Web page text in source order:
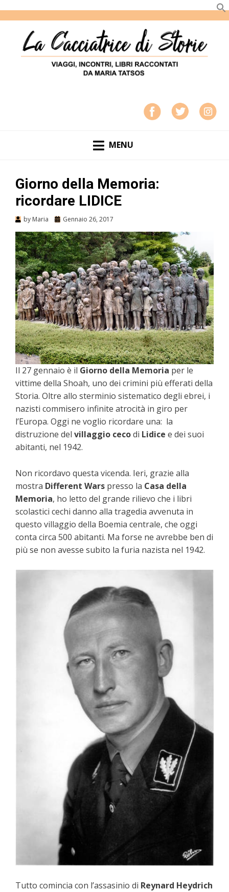
LA CACCIATRICE DI STORIE
VIAGGI, INCONTRI, LIBRI RACCONTATI DA MARIA
TATSOS
MENU
Giorno della Memoria:
ricordare LIDICE
by Maria Gennaio 26, 2017
Il 27 gennaio è il Giorno della Memoria per le
vittime della Shoah, uno dei crimini più efferati della
Storia. Oltre allo sterminio sistematico degli ebrei, i
nazisti commisero infinite atrocità in giro per
l’Europa. Oggi ne voglio ricordare una: la
distruzione del villaggio cecodi Lidice e dei suoi
abitanti, nel 1942.
Non ricordavo questa vicenda. Ieri, grazie alla
mostra Different Wars presso la Casa della
Memoria, ho letto del grande rilievo che i libri
scolastici cechi danno alla tragedia avvenuta in
questo villaggio della Boemia centrale, che oggi
conta circa 500 abitanti. Ma forse ne avrebbe ben di
più se non avesse subito la furia nazista nel 1942.
Tutto comincia con l’assasinio di Reynard Heydrich